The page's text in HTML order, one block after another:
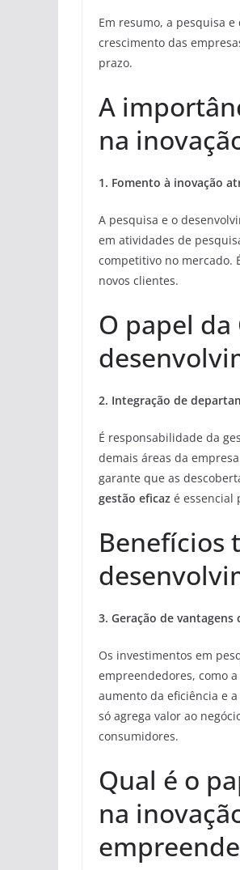
Em resumo, a pesquisa
crescimento das
prazo.
A
na
1. Fomento à inovação
A pesquisa e o
em atividades de
competitivo no mercado.
novos clientes.
O papel
2. Integração de
É responsabilidade da
demais áreas da
garante que as
gestão eficaz é essencial
Benefícios
3. Geração de
Os investimentos em
empreendedores, como
aumento da eficiência e
só agrega valor ao
consumidores.
Qual é o
na